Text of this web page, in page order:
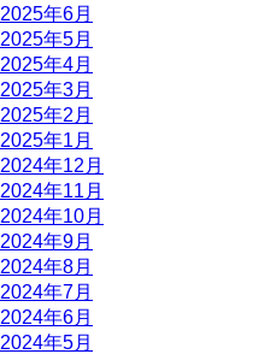
2025年6月
2025年5月
2025年4月
2025年3月
2025年2月
2025年1月
2024年12月
2024年11月
2024年10月
2024年9月
2024年8月
2024年7月
2024年6月
2024年5月